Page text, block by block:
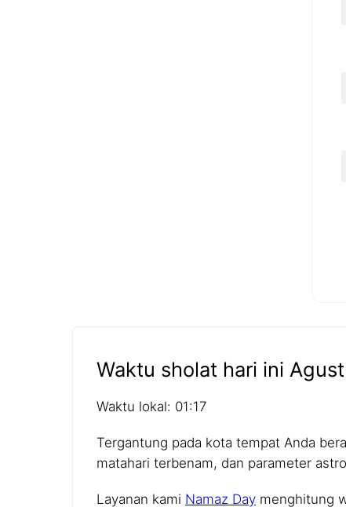
Waktu sholat hari ini
Waktu lokal: 01:17
Tergantung pada kota tempat Anda
matahari terbenam, dan parameter
Layanan kami Namaz Day menghitung